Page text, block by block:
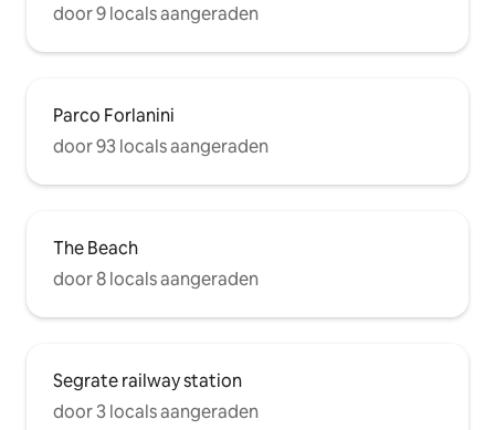
door 9 locals aangeraden
Parco Forlanini
door 93 locals aangeraden
The Beach
door 8 locals aangeraden
Segrate railway station
door 3 locals aangeraden